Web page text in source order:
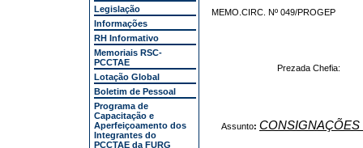
Legislação
Informações
RH Informativo
Memoriais RSC-
PCCTAE
Lotação Global
Boletim de Pessoal
Programa de
Capacitação e
Aperfeiçoamento dos
Integrantes do
PCCTAE da FURG
MEMO.CIRC. Nº 049/PROGEP
Prezada Chefia:
Assunto: